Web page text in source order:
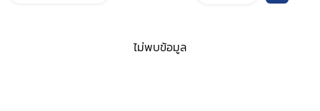
ไม่พบข้อมูล